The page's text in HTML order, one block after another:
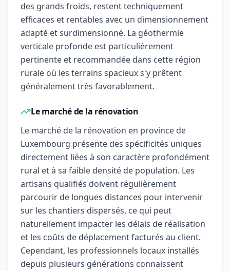
des grands froids, restent techniquement
efficaces et rentables avec un dimensionnement
adapté et surdimensionné. La géothermie
verticale profonde est particulièrement
pertinente et recommandée dans cette région
rurale où les terrains spacieux s'y prêtent
généralement très favorablement.
Le marché de la rénovation
Le marché de la rénovation en province de
Luxembourg présente des spécificités uniques
directement liées à son caractère profondément
rural et à sa faible densité de population. Les
artisans qualifiés doivent régulièrement
parcourir de longues distances pour intervenir
sur les chantiers dispersés, ce qui peut
naturellement impacter les délais de réalisation
et les coûts de déplacement facturés au client.
Cependant, les professionnels locaux installés
depuis plusieurs générations connaissent